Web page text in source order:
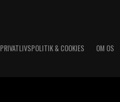
PRIVATLIVSPOLITIK & COOKIES OM OS